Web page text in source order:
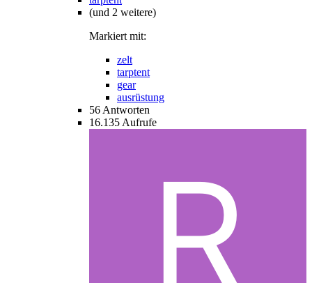
(und 2 weitere)
Markiert mit:
zelt
tarptent
gear
ausrüstung
56 Antworten
16.135 Aufrufe